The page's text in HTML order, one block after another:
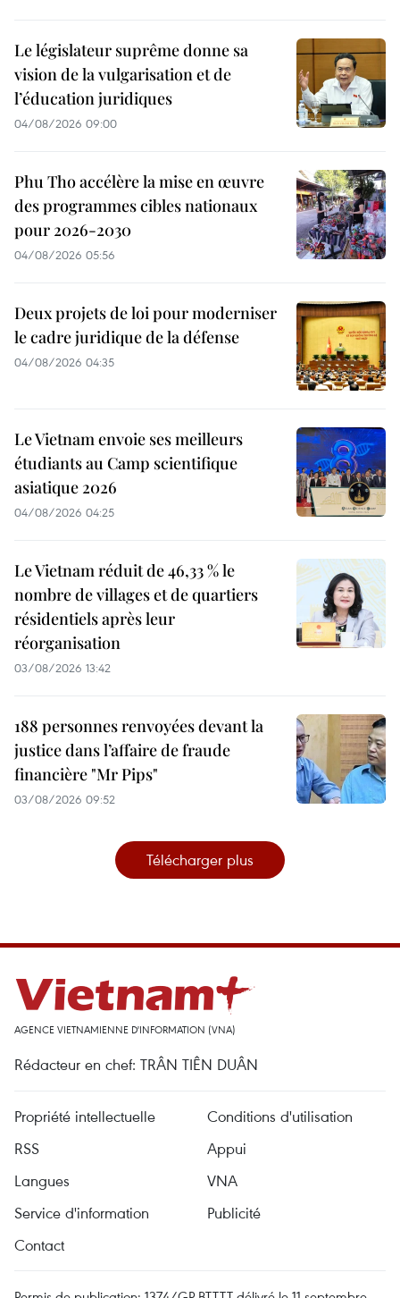
Le législateur suprême donne sa
vision de la vulgarisation et de
l’éducation juridiques
04/08/2026 09:00
Phu Tho accélère la mise en œuvre
des programmes cibles nationaux
pour 2026-2030
04/08/2026 05:56
Deux projets de loi pour moderniser
le cadre juridique de la défense
04/08/2026 04:35
Le Vietnam envoie ses meilleurs
étudiants au Camp scientifique
asiatique 2026
04/08/2026 04:25
Le Vietnam réduit de 46,33 % le
nombre de villages et de quartiers
résidentiels après leur
réorganisation
03/08/2026 13:42
188 personnes renvoyées devant la
justice dans l’affaire de fraude
financière "Mr Pips"
03/08/2026 09:52
Télécharger plus
AGENCE VIETNAMIENNE D'INFORMATION (VNA)
Rédacteur en chef: TRÂN TIÊN DUÂN
Propriété intellectuelle
Conditions d'utilisation
RSS
Appui
Langues
VNA
Service d'information
Publicité
Contact